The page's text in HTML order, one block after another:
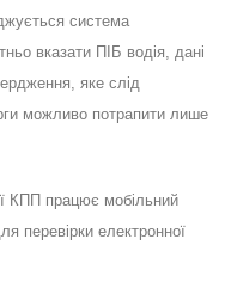
система
вказати ПІБ водія, дані
яке слід
можливо потрапити лише
КПП працює мобільний
перевірки електронної